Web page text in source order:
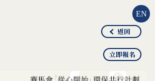
EN
返回
立即報名